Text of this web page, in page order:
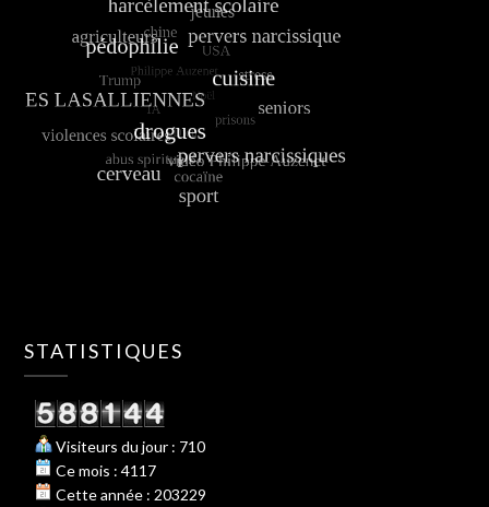
STATISTIQUES
Visiteurs du jour : 710
Ce mois : 4117
Cette année : 203229